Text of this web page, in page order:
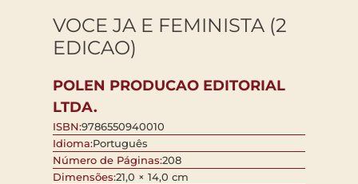
VOCE JA E FEMINISTA (2
EDICAO)
POLEN PRODUCAO EDITORIAL
LTDA.
ISBN:9786550940010
Idioma:Português
Número de Páginas:208
Dimensões:21,0 × 14,0 cm